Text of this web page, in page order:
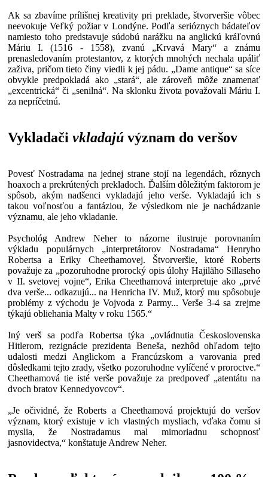
Ak sa zbavíme prílišnej kreativity pri preklade, štvorveršie vôbec
neevokuje Veľký požiar v Londýne. Podľa serióznych bádateľov
namiesto toho predstavuje súdobú narážku na anglickú kráľovnú
Máriu I. (1516 - 1558), zvanú „Krvavá Mary“ a známu
prenasledovaním protestantov, z ktorých mnohých nechala upáliť
zaživa, pričom tieto činy viedli k jej pádu. „Dame antique“ sa síce
obvykle predpokladá ako „stará“, ale zároveň môže znamenať
„excentrická“ či „senilná“. Na sklonku života považovali Máriu I.
za nepríčetnú.
Vykladači vkladajú význam do veršov
Povesť Nostradama na jednej strane stojí na legendách, rôznych
hoaxoch a prekrútených prekladoch. Ďalším dôležitým faktorom je
spôsob, akým nadšenci vykladajú jeho verše. Vykladajú ich s
takou voľnosťou a fantáziou, že výsledkom nie je nachádzanie
významu, ale jeho vkladanie.
Psychológ Andrew Neher to názorne ilustruje porovnaním
výkladu populárnych „interpretátorov Nostradama“ Henryho
Robertsa a Eriky Cheethamovej. Štvorveršie, ktoré Roberts
považuje za „pozoruhodne prorocký opis úlohy Hajiläho Sillaseho
v II. svetovej vojne“, Erika Cheethamová interpretuje ako „prvé
dva verše... odkazujú... na Henricha IV. Muž, ktorý mu spôsobuje
problémy z východu je Vojvoda z Parmy... Verše 3-4 sa zrejme
týkajú obliehania Malty v roku 1565.“
Iný verš sa podľa Robertsa týka „ovládnutia Československa
Hitlerom, rezignácie prezidenta Beneša, nezhôd ohľadom tejto
udalosti medzi Anglickom a Francúzskom a varovania pred
dôsledkami tejto zrady, všetko pozoruhodne vylíčené v proroctve.“
Cheethamová tie isté verše považuje za predpoveď „atentátu na
dvoch bratov Kennedyovcov“.
„Je očividné, že Roberts a Cheethamová projektujú do veršov
význam, ktorý existuje v ich vlastných mysliach, vďaka čomu si
myslia, že Nostradamus mal mimoriadnu schopnosť
jasnovidectva,“ konštatuje Andrew Neher.